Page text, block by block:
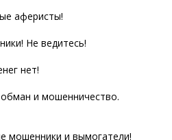
аферисты!
Не ведитесь!
нет!
и мошенничество.
мошенники и вымогатели!